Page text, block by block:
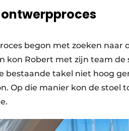
ontwerpproces
begon met zoeken naar
kon Robert met zijn team
bestaande takel niet hoog
Op die manier kon de stoel